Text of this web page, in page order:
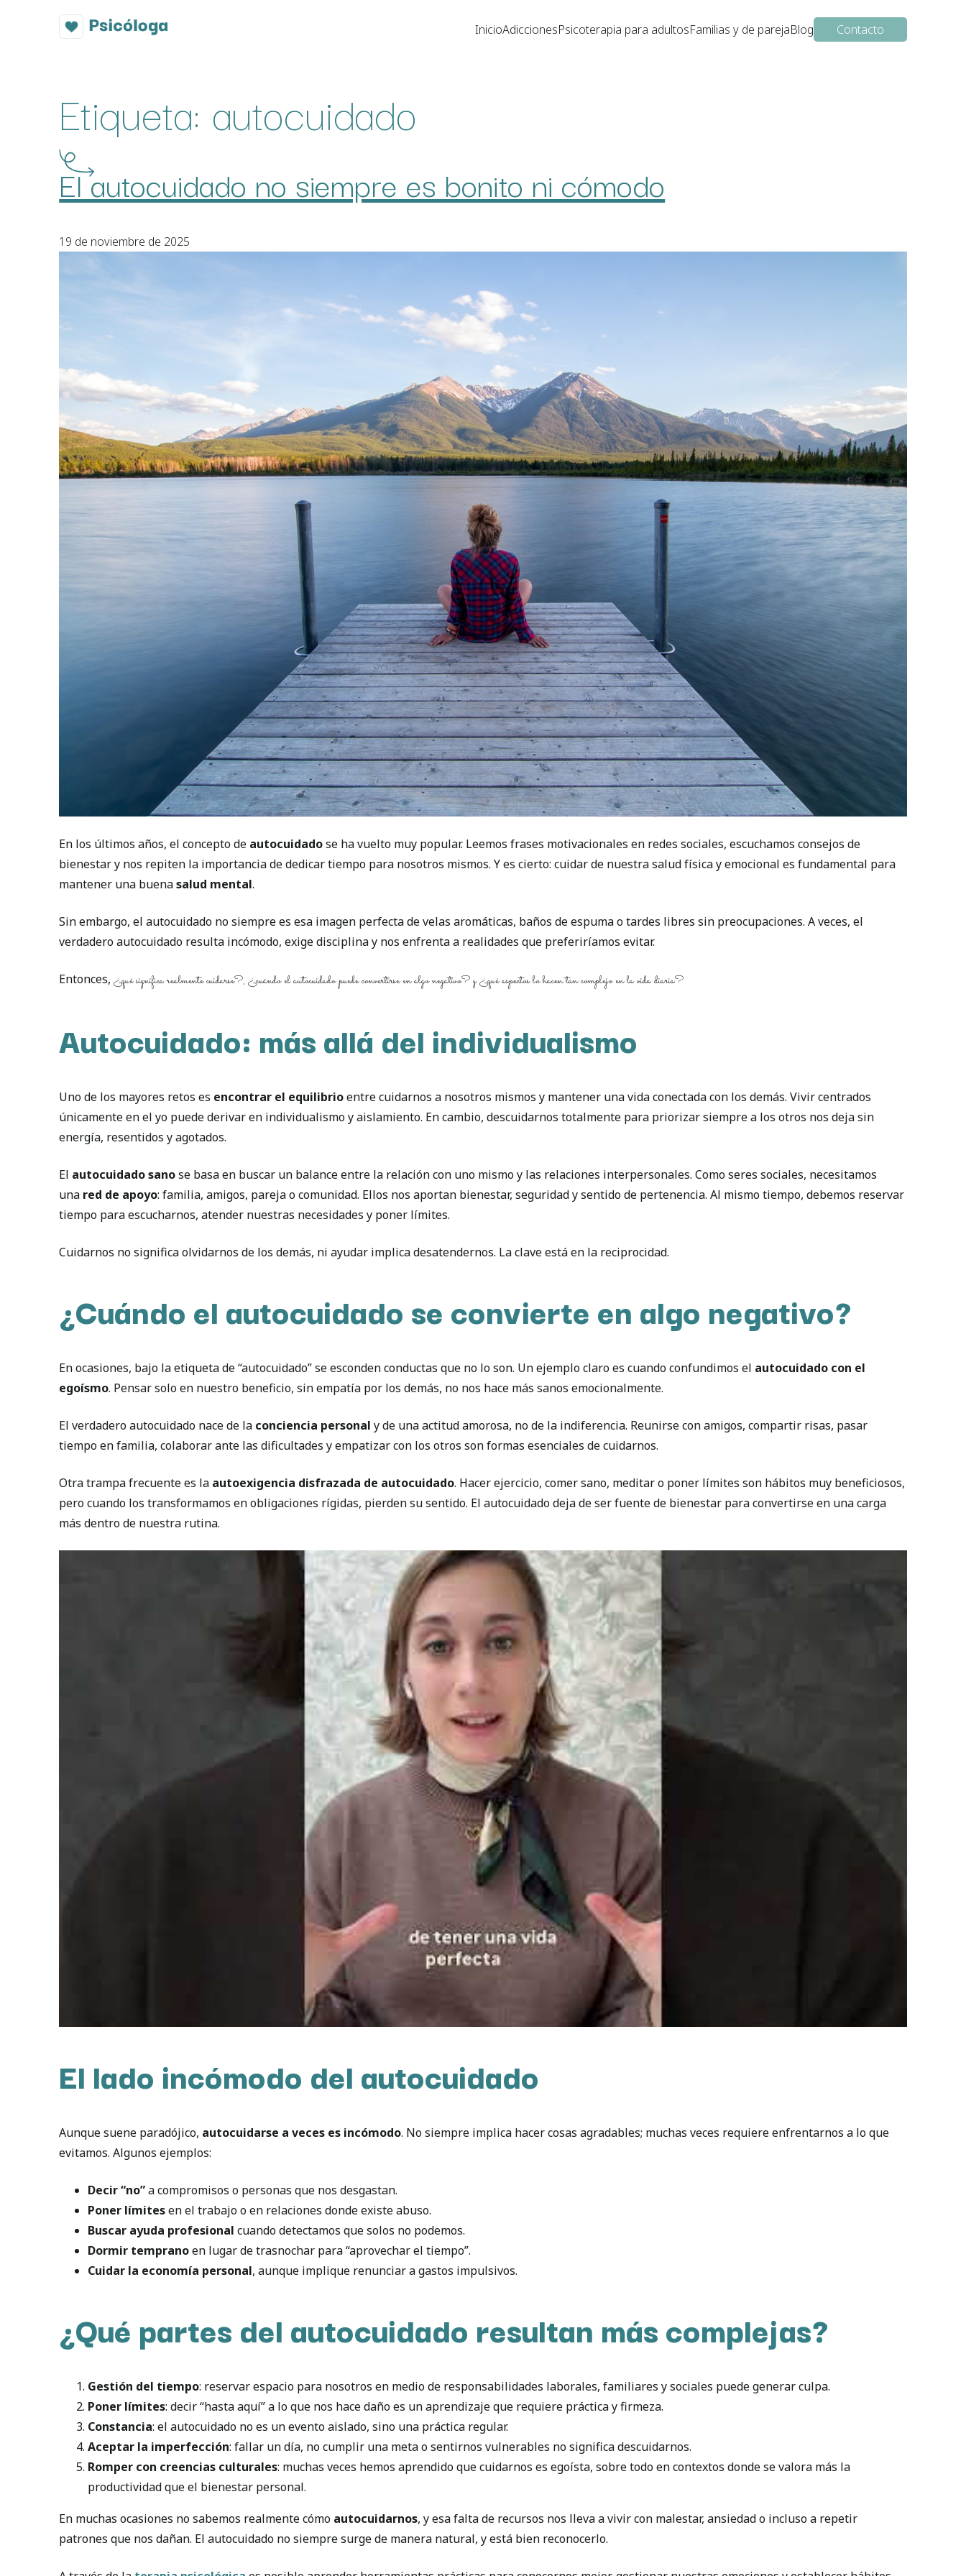
InicioAdiccionesPsicoterapia para adultosFamilias y de parejaBlog Contacto
Etiqueta: autocuidado
El autocuidado no siempre es bonito ni cómodo
19 de noviembre de 2025
En los últimos años, el concepto de autocuidadose ha vuelto muy popular. Leemos frases motivacionales en redes sociales, escuchamos consejos de
bienestar y nos repiten la importancia de dedicar tiempo para nosotros mismos. Y es cierto: cuidar de nuestra salud física y emocional es fundamental para
mantener una buenasalud mental.
Sin embargo, el autocuidado no siempre es esa imagen perfecta de velas aromáticas, baños de espuma o tardes libres sin preocupaciones. A veces, el
verdadero autocuidado resulta incómodo, exige disciplina y nos enfrenta a realidades que preferiríamos evitar.
Entonces,¿qué significa realmente cuidarse?, ¿cuándo el autocuidado puede convertirse en algo negativo? y ¿qué aspectos lo hacen tan complejo en la vida diaria?
Autocuidado: más allá del individualismo
Uno de los mayores retos es encontrar el equilibrioentre cuidarnos a nosotros mismos y mantener una vida conectada con los demás. Vivir centrados
únicamente en el yo puede derivar en individualismo y aislamiento. En cambio, descuidarnos totalmente para priorizar siempre a los otros nos deja sin
energía, resentidos y agotados.
El autocuidado sanose basa en buscar un balance entre la relación con uno mismo y las relaciones interpersonales. Como seres sociales, necesitamos
una red de apoyo: familia, amigos, pareja o comunidad. Ellos nos aportan bienestar, seguridad y sentido de pertenencia. Al mismo tiempo, debemos reservar
tiempo para escucharnos, atender nuestras necesidades y poner límites.
Cuidarnos no significa olvidarnos de los demás, ni ayudar implica desatendernos. La clave está en la reciprocidad.
¿Cuándo el autocuidado se convierte en algo negativo?
En ocasiones, bajo la etiqueta de “autocuidado” se esconden conductas que no lo son. Un ejemplo claro es cuando confundimos el autocuidado con el
egoísmo. Pensar solo en nuestro beneficio, sin empatía por los demás, no nos hace más sanos emocionalmente.
El verdadero autocuidado nace de la conciencia personal y de una actitud amorosa, no de la indiferencia. Reunirse con amigos, compartir risas, pasar
tiempo en familia, colaborar ante las dificultades y empatizar con los otros son formas esenciales de cuidarnos.
Otra trampa frecuente es la autoexigencia disfrazada de autocuidado. Hacer ejercicio, comer sano, meditar o poner límites son hábitos muy beneficiosos,
pero cuando los transformamos en obligaciones rígidas, pierden su sentido. El autocuidado deja de ser fuente de bienestar para convertirse en una carga
más dentro de nuestra rutina.
El lado incómodo del autocuidado
Aunque suene paradójico, autocuidarse a veces es incómodo. No siempre implica hacer cosas agradables; muchas veces requiere enfrentarnos a lo que
evitamos. Algunos ejemplos:
Decir “no”a compromisos o personas que nos desgastan.
Poner límitesen el trabajo o en relaciones donde existe abuso.
Buscar ayuda profesional cuando detectamos que solos no podemos.
Dormir tempranoen lugar de trasnochar para “aprovechar el tiempo”.
Cuidar la economía personal, aunque implique renunciar a gastos impulsivos.
¿Qué partes del autocuidado resultan más complejas?
Gestión del tiempo: reservar espacio para nosotros en medio de responsabilidades laborales, familiares y sociales puede generar culpa.
Poner límites: decir “hasta aquí” a lo que nos hace daño es un aprendizaje que requiere práctica y firmeza.
Constancia: el autocuidado no es un evento aislado, sino una práctica regular.
Aceptar la imperfección: fallar un día, no cumplir una meta o sentirnos vulnerables no significa descuidarnos.
Romper con creencias culturales: muchas veces hemos aprendido que cuidarnos es egoísta, sobre todo en contextos donde se valora más la
productividad que el bienestar personal.
En muchas ocasiones no sabemos realmente cómo autocuidarnos, y esa falta de recursos nos lleva a vivir con malestar, ansiedad o incluso a repetir
patrones que nos dañan. El autocuidado no siempre surge de manera natural, y está bien reconocerlo.